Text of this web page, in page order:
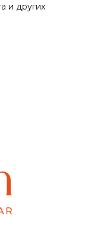
и других